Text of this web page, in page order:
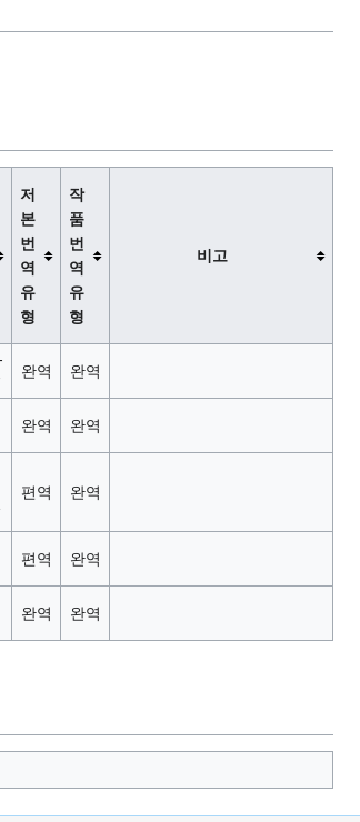
저
본
번
역
유
형
작
품
번
역
유
형
비고
완역 완역
완역 완역
편역 완역
편역 완역
완역 완역